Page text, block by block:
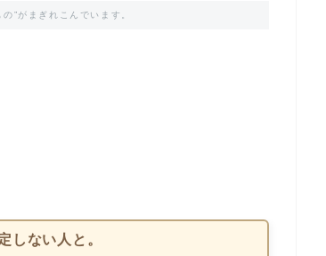
”がまぎれこんでいます。
しない人と。